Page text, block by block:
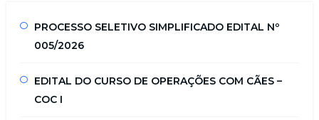
PROCESSO SELETIVO SIMPLIFICADO EDITAL Nº
005/2026
EDITAL DO CURSO DE OPERAÇÕES COM CÃES –
COC I